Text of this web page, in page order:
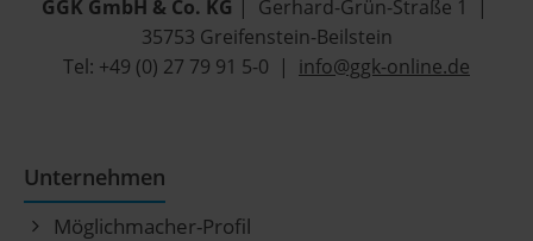
GGK GmbH & Co. KG | Gerhard-Grün-Straße 1 |
35753 Greifenstein-Beilstein
Tel: +49 (0) 27 79 91 5-0 | info@ggk-online.de
Unternehmen
Möglichmacher-Profil